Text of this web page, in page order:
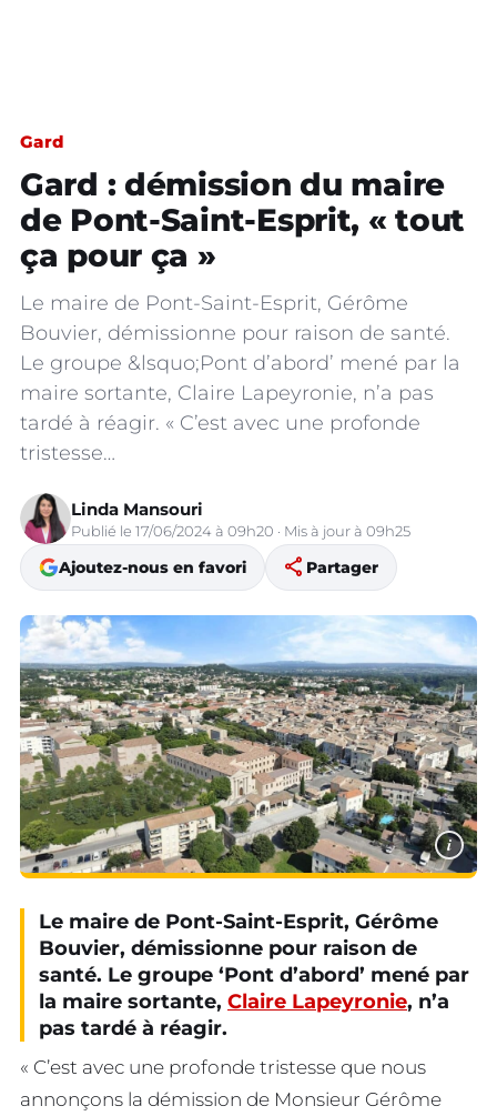
Gard
Gard : démission du maire
de Pont-Saint-Esprit, « tout
ça pour ça »
Le maire de Pont-Saint-Esprit, Gérôme
Bouvier, démissionne pour raison de santé.
Le groupe &lsquo;Pont d’abord’ mené par la
maire sortante, Claire Lapeyronie, n’a pas
tardé à réagir. « C’est avec une profonde
tristesse…
Linda Mansouri
Publié le 17/06/2024 à 09h20 · Mis à jour à 09h25
Ajoutez-nous en favori share Partager
i
Le maire de Pont-Saint-Esprit, Gérôme
Bouvier, démissionne pour raison de
santé. Le groupe ‘Pont d’abord’ mené par
la maire sortante, Claire Lapeyronie, n’a
pas tardé à réagir.
« C’est avec une profonde tristesse que nous
annonçons la démission de Monsieur Gérôme